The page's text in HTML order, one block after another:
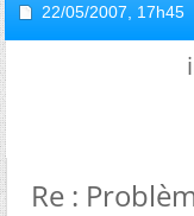
22/05/2007, 17h45
Re :